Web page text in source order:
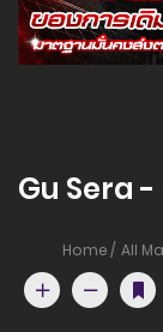
Gu Sera -
Home All